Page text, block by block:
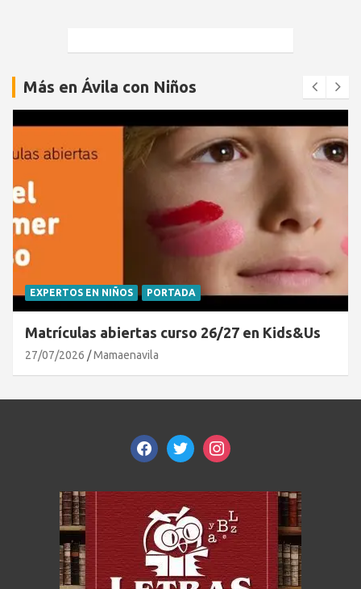
Más en Ávila con Niños
EXPERTOS EN NIÑOS PORTADA
Matrículas abiertas curso 26/27 en Kids&Us
27/07/2026 Mamaenavila
facebooktwitterinstagram